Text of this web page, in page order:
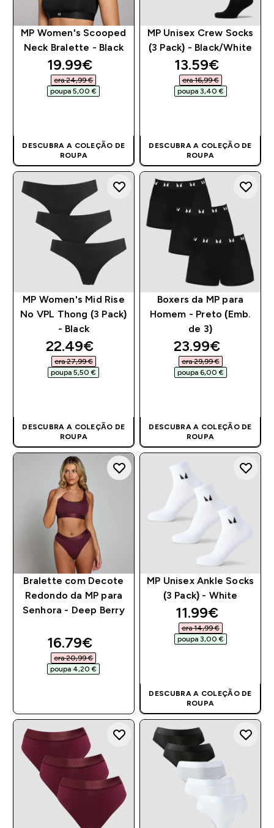
MP Women's Scooped
Neck Bralette - Black
discounted price
19.99€‎
era 24,99 €‎
poupa 5,00 €‎
DESCUBRA A COLEÇÃO DE
ROUPA
MP Unisex Crew Socks
(3 Pack) - Black/White
discounted
13.59€‎
era 16,99 €‎
poupa 3,40 €‎
DESCUBRA A COLEÇÃO DE
ROUPA
MP Women's Mid Rise
No VPL Thong (3 Pack)
- Black
discounted price
22.49€‎
era 27,99 €‎
poupa 5,50 €‎
DESCUBRA A COLEÇÃO DE
ROUPA
Boxers da MP para
Homem - Preto (Emb.
de 3)
discounted
23.99€‎
era 29,99 €‎
poupa 6,00 €‎
DESCUBRA A COLEÇÃO DE
ROUPA
Bralette com Decote
Redondo da MP para
Senhora - Deep Berry
discounted price
16.79€‎
era 20,99 €‎
poupa 4,20 €‎
MP Unisex Ankle Socks
(3 Pack) - White
discounted
11.99€‎
era 14,99 €‎
poupa 3,00 €‎
DESCUBRA A COLEÇÃO DE
ROUPA